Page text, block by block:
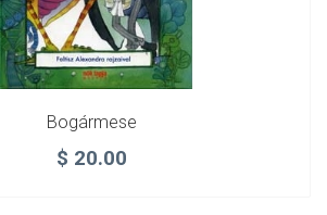
Bogármese
$ 20.00